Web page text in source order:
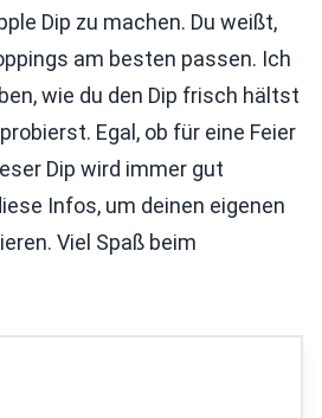
Dip zu machen. Du weißt,
am besten passen. Ich
wie du den Dip frisch hältst
Egal, ob für eine Feier
Dip wird immer gut
Infos, um deinen eigenen
Viel Spaß beim